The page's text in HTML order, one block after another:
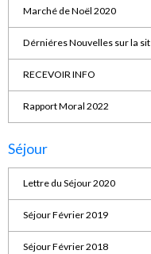
Marché de Noël 2020
Dérniéres Nouvelles sur la sit
RECEVOIR INFO
Rapport Moral 2022
Séjour
Lettre du Séjour 2020
Séjour Février 2019
Séjour Février 2018